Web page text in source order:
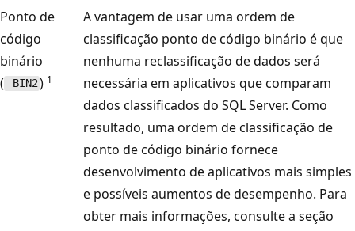
Ponto de
código
binário
(
_BIN2) 1
A vantagem de usar uma ordem de
classificação ponto de código binário é que
nenhuma reclassificação de dados será
necessária em aplicativos que comparam
dados classificados do SQL Server. Como
resultado, uma ordem de classificação de
ponto de código binário fornece
desenvolvimento de aplicativos mais simples
e possíveis aumentos de desempenho. Para
obter mais informações, consulte a seção